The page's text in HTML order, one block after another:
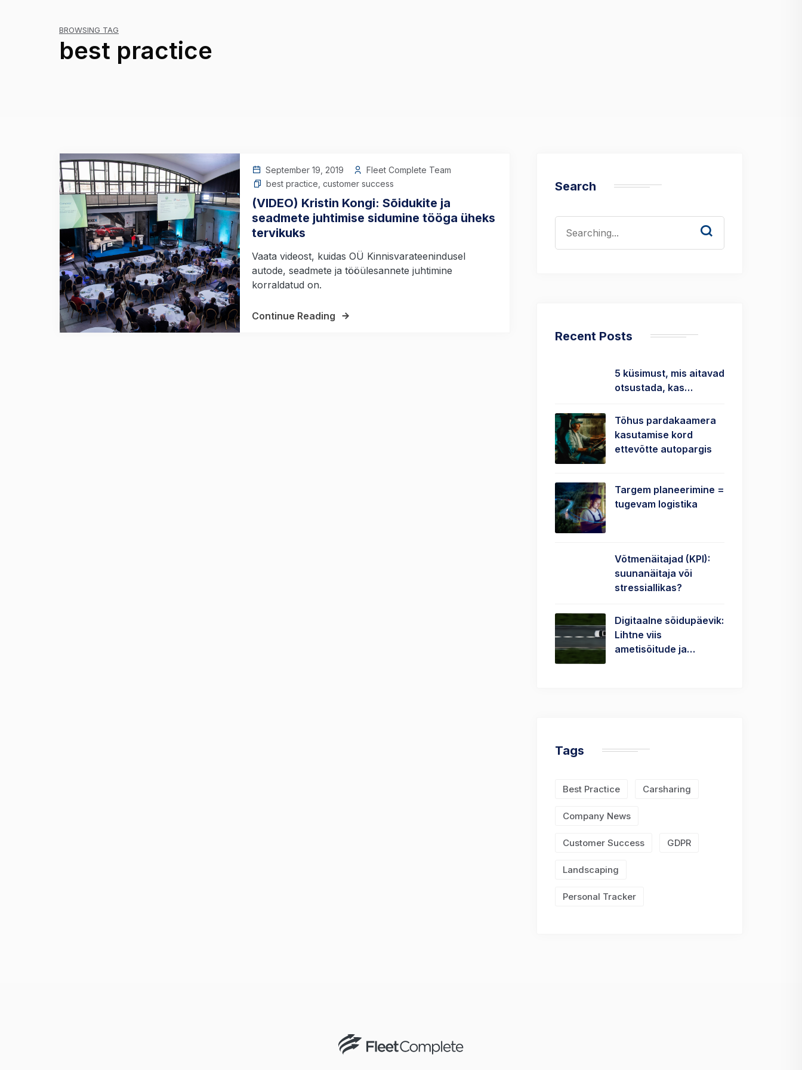
BROWSING TAG
best practice
September 19, 2019
Fleet Complete Team
best practice customer success
(VIDEO) Kristin Kongi: Sõidukite ja
seadmete juhtimise sidumine tööga üheks
tervikuks
Vaata videost, kuidas OÜ Kinnisvarateenindusel
autode, seadmete ja tööülesannete juhtimine
korraldatud on.
Continue Reading
Search
for:
Recent Posts
5 küsimust, mis aitavad
otsustada, kas…
Tõhus pardakaamera
kasutamise kord
ettevõtte autopargis
Targem planeerimine =
tugevam logistika
Võtmenäitajad (KPI):
suunanäitaja või
stressiallikas?
Digitaalne sõidupäevik:
Lihtne viis
ametisõitude ja…
Tags
Best Practice Carsharing
Company News
Customer Success GDPR
Landscaping
Personal Tracker